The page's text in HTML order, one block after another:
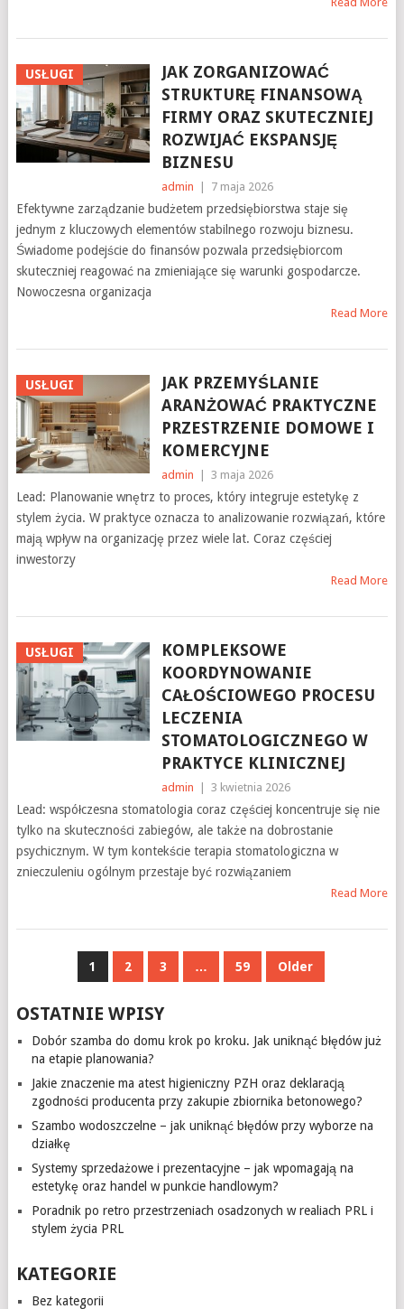
USŁUGI
JAK ZORGANIZOWAĆ
STRUKTURĘ FINANSOWĄ
FIRMY ORAZ SKUTECZNIEJ
ROZWIJAĆ EKSPANSJĘ
BIZNESU
admin | 7 maja 2026
Efektywne zarządzanie budżetem przedsiębiorstwa staje się
jednym z kluczowych elementów stabilnego rozwoju biznesu.
Świadome podejście do finansów pozwala przedsiębiorcom
skuteczniej reagować na zmieniające się warunki gospodarcze.
Nowoczesna organizacja
Read More
USŁUGI
JAK PRZEMYŚLANIE
ARANŻOWAĆ PRAKTYCZNE
PRZESTRZENIE DOMOWE I
KOMERCYJNE
admin | 3 maja 2026
Lead: Planowanie wnętrz to proces, który integruje estetykę z
stylem życia. W praktyce oznacza to analizowanie rozwiązań, które
mają wpływ na organizację przez wiele lat. Coraz częściej
inwestorzy
Read More
USŁUGI
KOMPLEKSOWE
KOORDYNOWANIE
CAŁOŚCIOWEGO PROCESU
LECZENIA
STOMATOLOGICZNEGO W
PRAKTYCE KLINICZNEJ
admin | 3 kwietnia 2026
Lead: współczesna stomatologia coraz częściej koncentruje się nie
tylko na skuteczności zabiegów, ale także na dobrostanie
psychicznym. W tym kontekście terapia stomatologiczna w
znieczuleniu ogólnym przestaje być rozwiązaniem
Read More
NAWIGACJA
WPISACH
1 2 3 … 59 Older
OSTATNIE WPISY
Dobór szamba do domu krok po kroku. Jak uniknąć błędów już
na etapie planowania?
Jakie znaczenie ma atest higieniczny PZH oraz deklaracją
zgodności producenta przy zakupie zbiornika betonowego?
Szambo wodoszczelne – jak uniknąć błędów przy wyborze na
działkę
Systemy sprzedażowe i prezentacyjne – jak wpomagają na
estetykę oraz handel w punkcie handlowym?
Poradnik po retro przestrzeniach osadzonych w realiach PRL i
stylem życia PRL
KATEGORIE
Bez kategorii